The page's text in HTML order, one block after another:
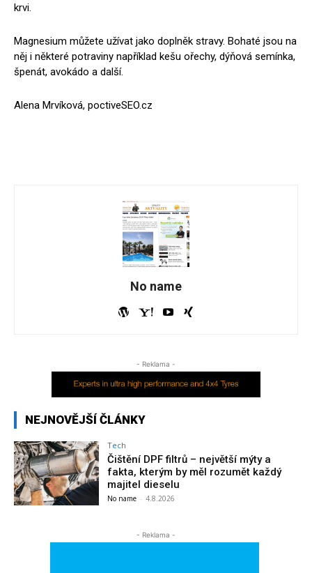
krvi.
Magnesium můžete užívat jako doplněk stravy. Bohaté jsou na
něj i některé potraviny například kešu ořechy, dýňová semínka,
špenát, avokádo a další.
Alena Mrvíková, poctiveSEO.cz
No name
- Reklama -
NEJNOVĚJŠÍ ČLÁNKY
Tech
Čištění DPF filtrů – největší mýty a
fakta, kterým by měl rozumět každý
majitel dieselu
No name - 4.8.2026
- Reklama -